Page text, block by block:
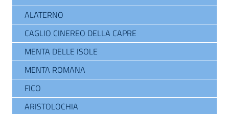
ALATERNO
CAGLIO CINEREO DELLA CAPRE
MENTA DELLE ISOLE
MENTA ROMANA
FICO
ARISTOLOCHIA